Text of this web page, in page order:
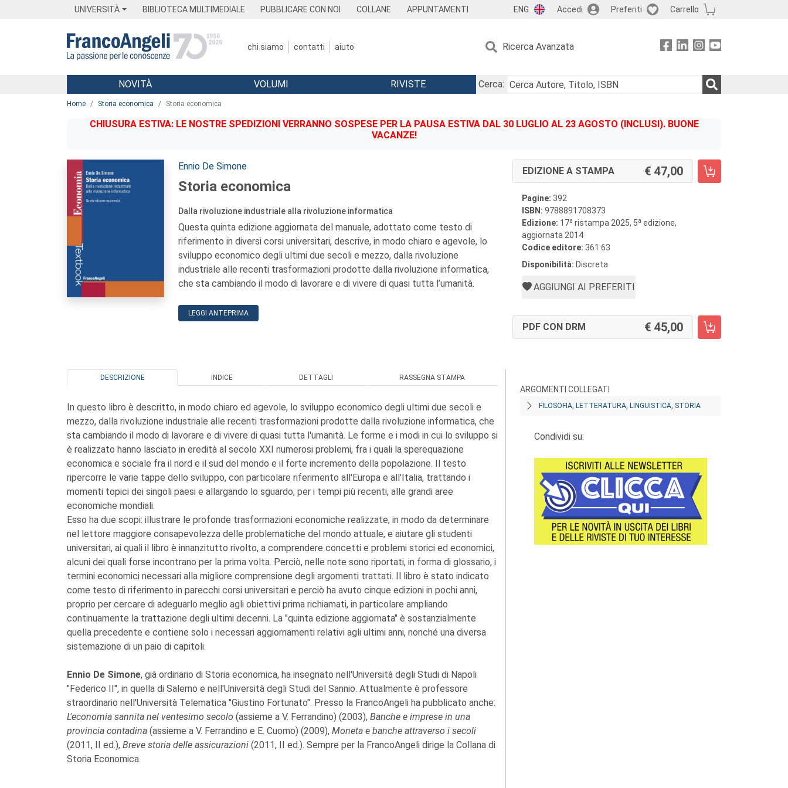
UNIVERSITÀ BIBLIOTECA MULTIMEDIALE PUBBLICARE CON NOI COLLANE APPUNTAMENTI ENG Accedi Preferiti Carrello
chi siamo contatti aiuto Ricerca Avanzata
Menu
NOVITÀ VOLUMI RIVISTE
Cerca:
Home Storia economica Storia economica
CHIUSURA ESTIVA: LE NOSTRE SPEDIZIONI VERRANNO SOSPESE PER LA PAUSA ESTIVA DAL 30 LUGLIO AL 23 AGOSTO (INCLUSI). BUONE
VACANZE!
Autori:
Ennio De Simone
Storia economica
Dalla rivoluzione industriale alla rivoluzione informatica
Questa quinta edizione aggiornata del manuale, adottato come testo di
riferimento in diversi corsi universitari, descrive, in modo chiaro e agevole, lo
sviluppo economico degli ultimi due secoli e mezzo, dalla rivoluzione
industriale alle recenti trasformazioni prodotte dalla rivoluzione informatica,
che sta cambiando il modo di lavorare e di vivere di quasi tutta l’umanità.
LEGGI ANTEPRIMA
EDIZIONE A STAMPA 47,00
Pagine: 392
ISBN: 9788891708373
Edizione: 17a ristampa 2025, 5a edizione,
aggiornata 2014
Codice editore: 361.63
Disponibilità: Discreta
AGGIUNGI AI PREFERITI
PDF CON DRM 45,00
DESCRIZIONE INDICE DETTAGLI RASSEGNA STAMPA
In questo libro è descritto, in modo chiaro ed agevole, lo sviluppo economico degli ultimi due secoli e
mezzo, dalla rivoluzione industriale alle recenti trasformazioni prodotte dalla rivoluzione informatica, che
sta cambiando il modo di lavorare e di vivere di quasi tutta l'umanità. Le forme e i modi in cui lo sviluppo si
è realizzato hanno lasciato in eredità al secolo XXI numerosi problemi, fra i quali la sperequazione
economica e sociale fra il nord e il sud del mondo e il forte incremento della popolazione. Il testo
ripercorre le varie tappe dello sviluppo, con particolare riferimento all'Europa e all'Italia, trattando i
momenti topici dei singoli paesi e allargando lo sguardo, per i tempi più recenti, alle grandi aree
economiche mondiali.
Esso ha due scopi: illustrare le profonde trasformazioni economiche realizzate, in modo da determinare
nel lettore maggiore consapevolezza delle problematiche del mondo attuale, e aiutare gli studenti
universitari, ai quali il libro è innanzitutto rivolto, a comprendere concetti e problemi storici ed economici,
alcuni dei quali forse incontrano per la prima volta. Perciò, nelle note sono riportati, in forma di glossario, i
termini economici necessari alla migliore comprensione degli argomenti trattati. Il libro è stato indicato
come testo di riferimento in parecchi corsi universitari e perciò ha avuto cinque edizioni in pochi anni,
proprio per cercare di adeguarlo meglio agli obiettivi prima richiamati, in particolare ampliando
continuamente la trattazione degli ultimi decenni. La "quinta edizione aggiornata" è sostanzialmente
quella precedente e contiene solo i necessari aggiornamenti relativi agli ultimi anni, nonché una diversa
sistemazione di un paio di capitoli.
Ennio De Simone, già ordinario di Storia economica, ha insegnato nell'Università degli Studi di Napoli
"Federico II", in quella di Salerno e nell'Università degli Studi del Sannio. Attualmente è professore
straordinario nell'Università Telematica "Giustino Fortunato". Presso la FrancoAngeli ha pubblicato anche:
L'economia sannita nel ventesimo secolo (assieme a V. Ferrandino) (2003), Banche e imprese in una
provincia contadina (assieme a V. Ferrandino e E. Cuomo) (2009), Moneta e banche attraverso i secoli
(2011, II ed.), Breve storia delle assicurazioni (2011, II ed.). Sempre per la FrancoAngeli dirige la Collana di
Storia Economica.
ARGOMENTI COLLEGATI
FILOSOFIA, LETTERATURA, LINGUISTICA, STORIA
Condividi su: